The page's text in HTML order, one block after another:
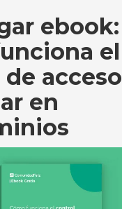
ebook:
el
acceso
en